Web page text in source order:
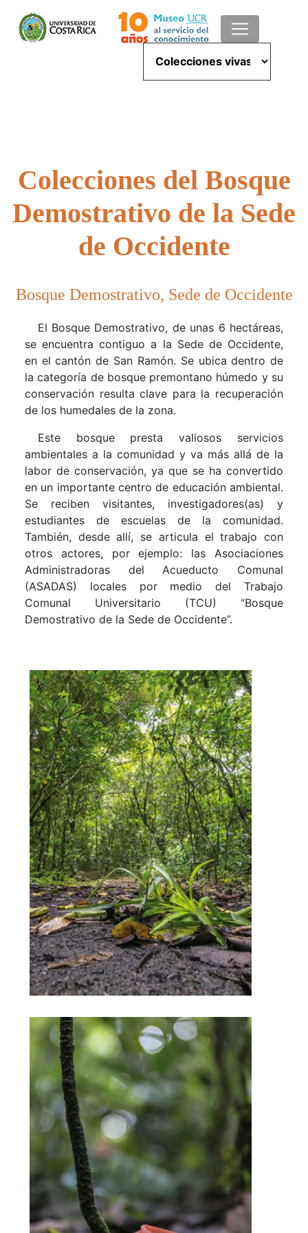
Colecciones del Bosque
Demostrativo de la Sede
de Occidente
Bosque Demostrativo, Sede de Occidente
El Bosque Demostrativo, de unas 6 hectáreas,
se encuentra contiguo a la Sede de Occidente,
en el cantón de San Ramón. Se ubica dentro de
la categoría de bosque premontano húmedo y su
conservación resulta clave para la recuperación
de los humedales de la zona.
Este bosque presta valiosos servicios
ambientales a la comunidad y va más allá de la
labor de conservación, ya que se ha convertido
en un importante centro de educación ambiental.
Se reciben visitantes, investigadores(as) y
estudiantes de escuelas de la comunidad.
También, desde allí, se articula el trabajo con
otros actores, por ejemplo: las Asociaciones
Administradoras del Acueducto Comunal
(ASADAS) locales por medio del Trabajo
Comunal Universitario (TCU) “Bosque
Demostrativo de la Sede de Occidente”.